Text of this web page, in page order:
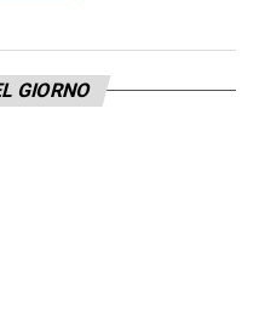
Barcellona e
titolare al fianco di
GIORNO